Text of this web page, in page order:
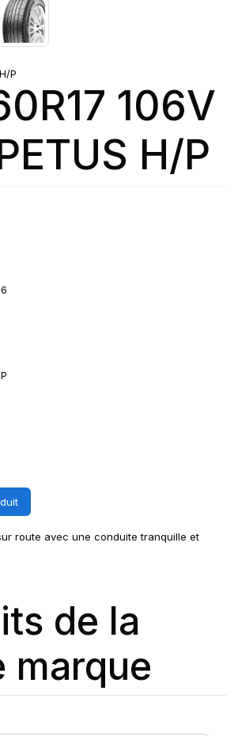
P
106V
H/P
route avec une conduite tranquille et
de la
marque